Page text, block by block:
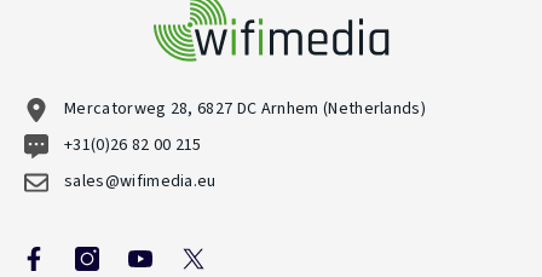
Mercatorweg 28, 6827 DC Arnhem (Netherlands)
+31(0)26 82 00 215
sales@wifimedia.eu